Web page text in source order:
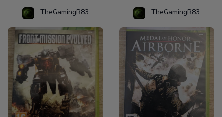
TheGamingR83 TheGamingR83